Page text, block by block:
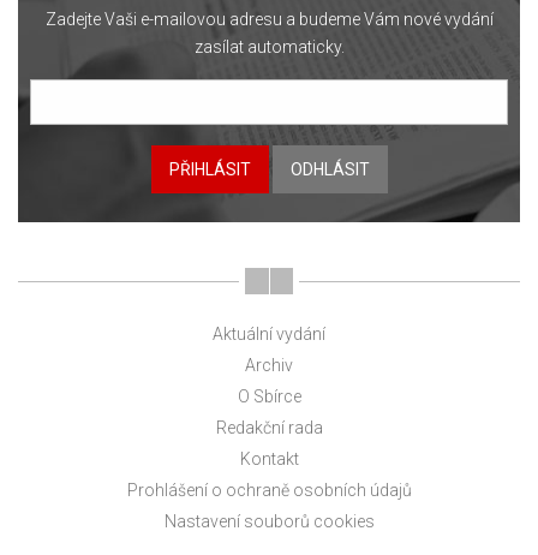
Zadejte Vaši e-mailovou adresu a budeme Vám nové vydání
zasílat automaticky.
PŘIHLÁSIT ODHLÁSIT
Aktuální vydání
Archiv
O Sbírce
Redakční rada
Kontakt
Prohlášení o ochraně osobních údajů
Nastavení souborů cookies